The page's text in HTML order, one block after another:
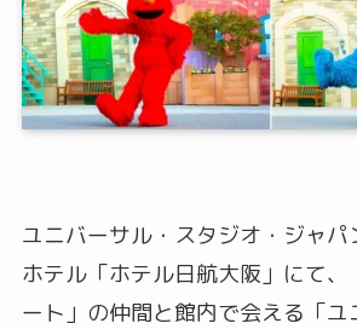
ユニバーサル・スタジオ・ジャパ
ホテル「ホテル日航大阪」にて、
ート」の仲間と館内で会える「ユ